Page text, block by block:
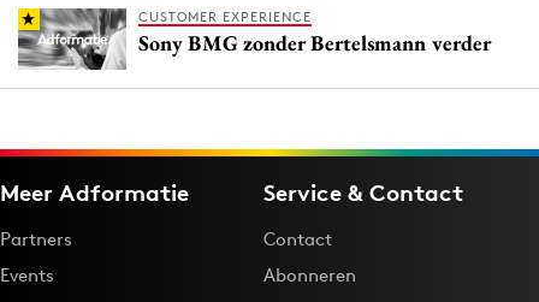
CUSTOMER EXPERIENCE
Sony BMG zonder Bertelsmann verder
Meer Adformatie
Partners
Events
Service & Contact
Contact
Abonneren